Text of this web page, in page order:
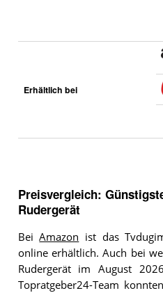
Erhältlich bei
Preisvergleich:
Rudergerät
BeiAmazon ist das
online erhältlich. Auch bei
Rudergerät im August
Topratgeber24-Team